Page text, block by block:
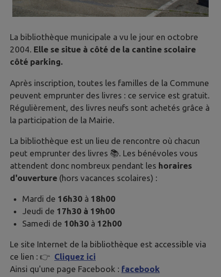
La bibliothèque municipale a vu le jour en octobre
2004. Elle se situe à côté de la cantine scolaire
côté parking.
Après inscription, toutes les familles de la Commune
peuvent emprunter des livres : ce service est gratuit.
Régulièrement, des livres neufs sont achetés grâce à
la participation de la Mairie.
La bibliothèque est un lieu de rencontre où chacun
peut emprunter des livres 📚. Les bénévoles vous
attendent donc nombreux pendant les horaires
d'ouverture (hors vacances scolaires) :
Mardi de 16h30 à 18h00
Jeudi de 17h30 à 19h00
Samedi de 10h30 à 12h00
Le site Internet de la bibliothèque est accessible via
ce lien : 👉 Cliquez ici
Ainsi qu'une page Facebook : facebook